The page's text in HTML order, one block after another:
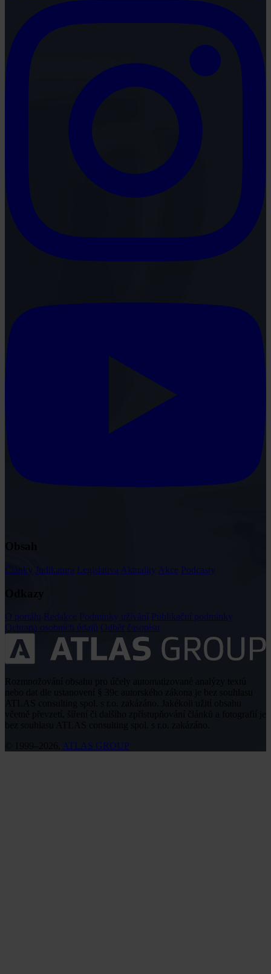
Články Judikatura Legislativa Aktuality Akce Podcasty
O portálu Redakce Podmínky užívání Publikační podmínky
Ochrana osobních údajů Odběr časopisu
včetně převzetí, šíření či dalšího zpřístupňování článků a fotografií je
ATLAS GROUP